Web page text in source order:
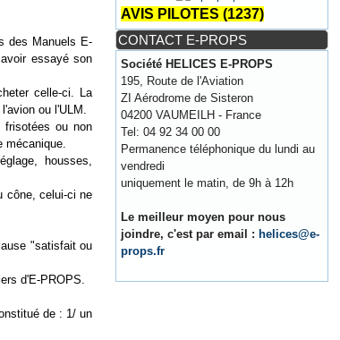
des Manuels E-
essayé son
celle-ci. La
ou l'ULM.
frisotées ou non
mécanique.
housses,
cône, celui-ci ne
"satisfait ou
d'E-PROPS.
de : 1/ un
AVIS PILOTES (1237)
CONTACT E-PROPS
Société HELICES E-PROPS
195, Route de l'Aviation
ZI Aérodrome de Sisteron
04200 VAUMEILH - France
Tel: 04 92 34 00 00
Permanence téléphonique du lundi au
vendredi
uniquement le matin, de 9h à 12h
Le meilleur moyen pour nous
joindre, c'est par email : helices@e-
props.fr